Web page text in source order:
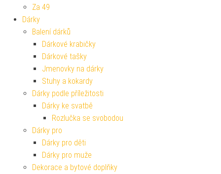
Za 49
Dárky
Balení dárků
Dárkové krabičky
Dárkové tašky
Jmenovky na dárky
Stuhy a kokardy
Dárky podle příležitosti
Dárky ke svatbě
Rozlučka se svobodou
Dárky pro
Dárky pro děti
Dárky pro muže
Dekorace a bytové doplňky